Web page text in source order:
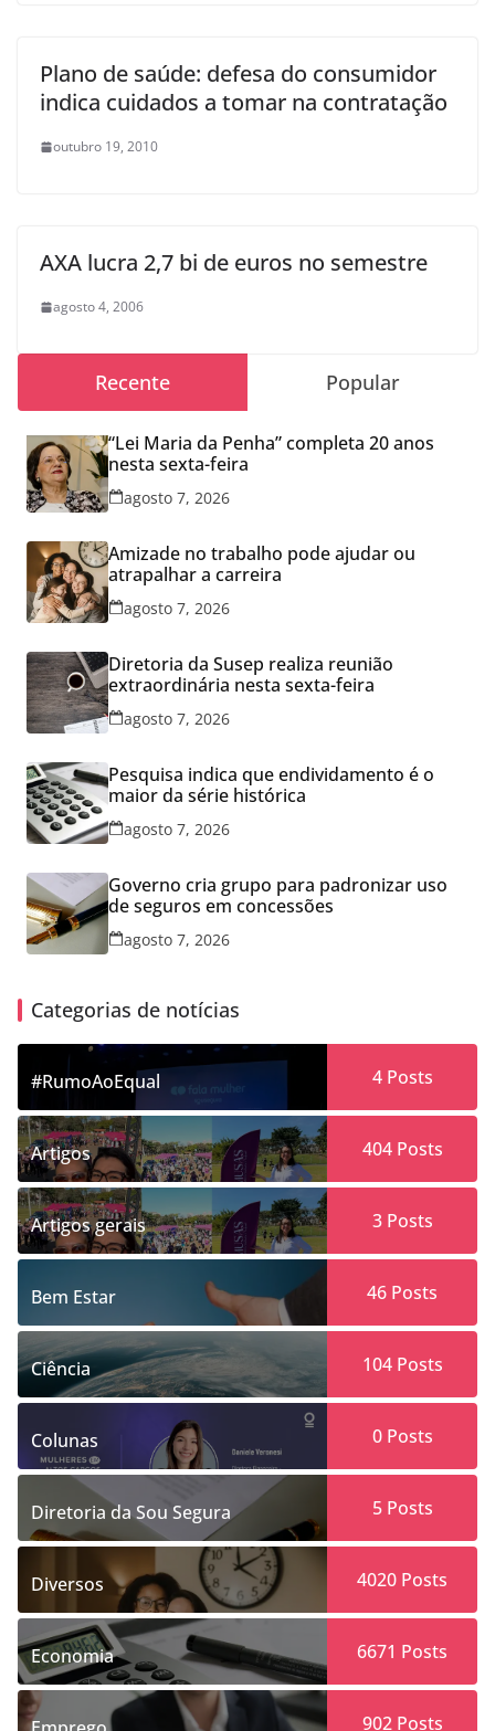
Plano de saúde: defesa do consumidor
indica cuidados a tomar na contratação
outubro 19, 2010
AXA lucra 2,7 bi de euros no semestre
agosto 4, 2006
Recente Popular
“Lei Maria da Penha” completa 20 anos
nesta sexta-feira
agosto 7, 2026
Amizade no trabalho pode ajudar ou
atrapalhar a carreira
agosto 7, 2026
Diretoria da Susep realiza reunião
extraordinária nesta sexta-feira
agosto 7, 2026
Pesquisa indica que endividamento é o
maior da série histórica
agosto 7, 2026
Governo cria grupo para padronizar uso
de seguros em concessões
agosto 7, 2026
Categorias de notícias
#RumoAoEqual 4Posts
Artigos 404Posts
Artigos gerais 3Posts
Bem Estar 46 Posts
Ciência 104Posts
Colunas 0Posts
Diretoria da Sou Segura 5Posts
Diversos 4020 Posts
Economia 6671 Posts
902Posts